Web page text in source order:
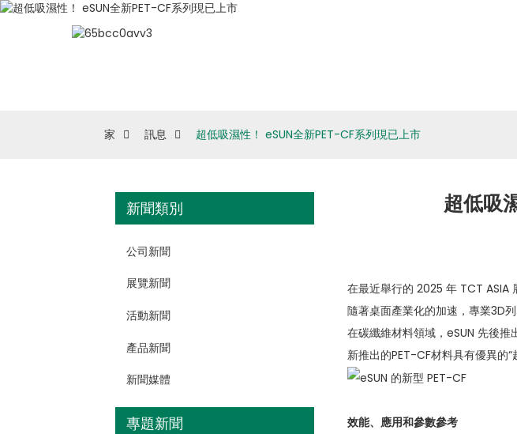
家 訊息 超低吸濕性！ eSUN全新PET-CF系列現已上市
新聞類別
公司新聞
展覽新聞
活動新聞
產品新聞
新聞媒體
專題新聞
超低吸
在最近舉行的 2025 年 TCT ASIA
隨著桌面產業化的加速，專業3D
在碳纖維材料領域，eSUN 先後推
新推出的PET-CF材料具有優異的“
效能、應用和參數參考